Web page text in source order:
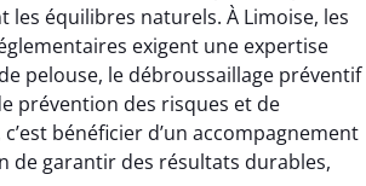
les équilibres naturels. À Limoise, les
exigent une expertise
pelouse, le débroussaillage préventif
prévention des risques et de
bénéficier d’un accompagnement
de garantir des résultats durables,
12 juillet 2025
Intervention rapide et très
professionnelle pour
l’élagage de mes arbres. Le
travail est propre, sécurisé et
parfaitement réalisé. Je